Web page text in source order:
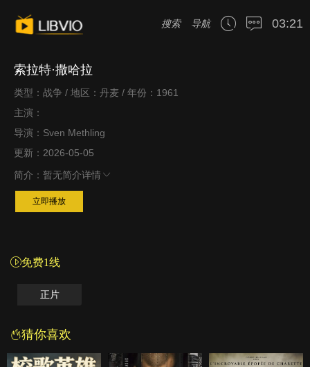
搜索 导航 03:21
索拉特·撒哈拉
类型：战争 / 地区：丹麦 / 年份：1961
主演：
导演：Sven Methling
更新：2026-05-05
简介： 暂无简介详情
立即播放
免费1线
正片
猜你喜欢